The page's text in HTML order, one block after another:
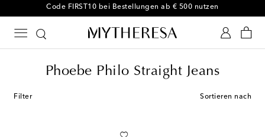
Code FIRST10 bei Bestellungen ab € 500 nutzen
Phoebe Philo Straight Jeans
Filter Sortieren nach